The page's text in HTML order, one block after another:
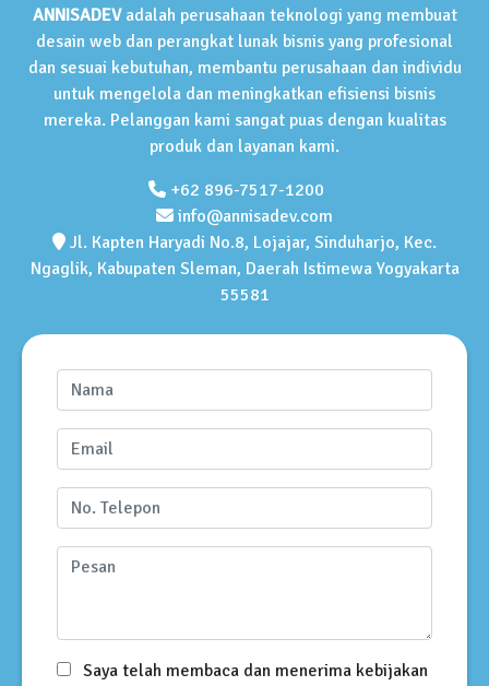
ANNISADEVadalah perusahaan teknologi yang membuat
desain web dan perangkat lunak bisnis yang profesional
dan sesuai kebutuhan, membantu perusahaan dan individu
untuk mengelola dan meningkatkan efisiensi bisnis
mereka. Pelanggan kami sangat puas dengan kualitas
produk dan layanan kami.
+62 896-7517-1200
info@annisadev.com
Jl. Kapten Haryadi No.8, Lojajar, Sinduharjo, Kec.
Ngaglik, Kabupaten Sleman, Daerah Istimewa Yogyakarta
55581
Saya telah membaca dan menerima kebijakan